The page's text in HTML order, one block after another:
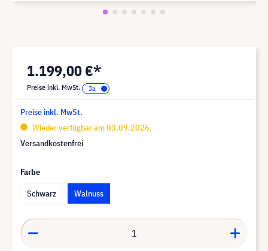
1.199,00 €*
Preise inkl. MwSt.
Preise inkl. MwSt.
Wieder verfügbar am 03.09.2026.
Versandkostenfrei
Farbe
Schwarz
Walnuss